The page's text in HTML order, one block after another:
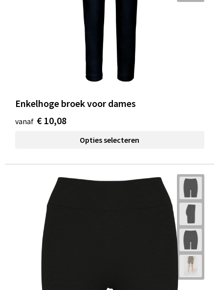
Enkelhoge broek voor dames
vanaf € 10,08
Opties selecteren